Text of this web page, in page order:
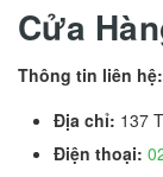
Cửa
Thông tin liên hệ:
Địa chỉ: 137
Điện thoại: